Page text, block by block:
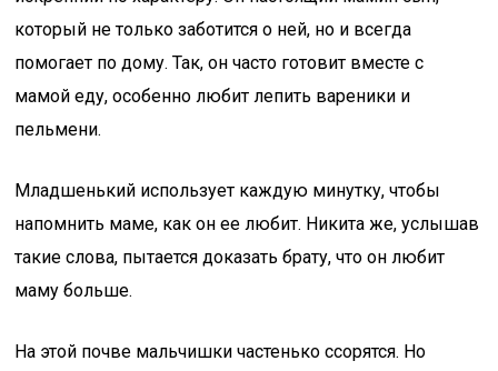
который не только заботится о ней, но и всегда
помогает по дому. Так, он часто готовит вместе с
мамой еду, особенно любит лепить вареники и
пельмени.
Младшенький использует каждую минутку, чтобы
напомнить маме, как он ее любит. Никита же, услышав
такие слова, пытается доказать брату, что он любит
маму больше.
На этой почве мальчишки частенько ссорятся. Но